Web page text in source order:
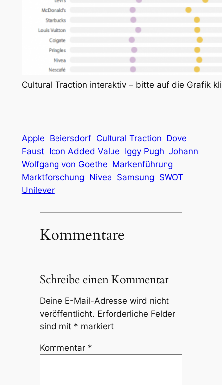
Cultural Traction interaktiv – bitte auf die Grafik
Apple Beiersdorf Cultural Traction Dove
Faust Icon Added Value Iggy Pugh Johann
Wolfgang von Goethe Markenführung
Marktforschung Nivea Samsung SWOT
Unilever
Kommentare
Schreibe einen Kommentar
Deine E-Mail-Adresse wird nicht
veröffentlicht. Erforderliche Felder
sind mit * markiert
Kommentar *